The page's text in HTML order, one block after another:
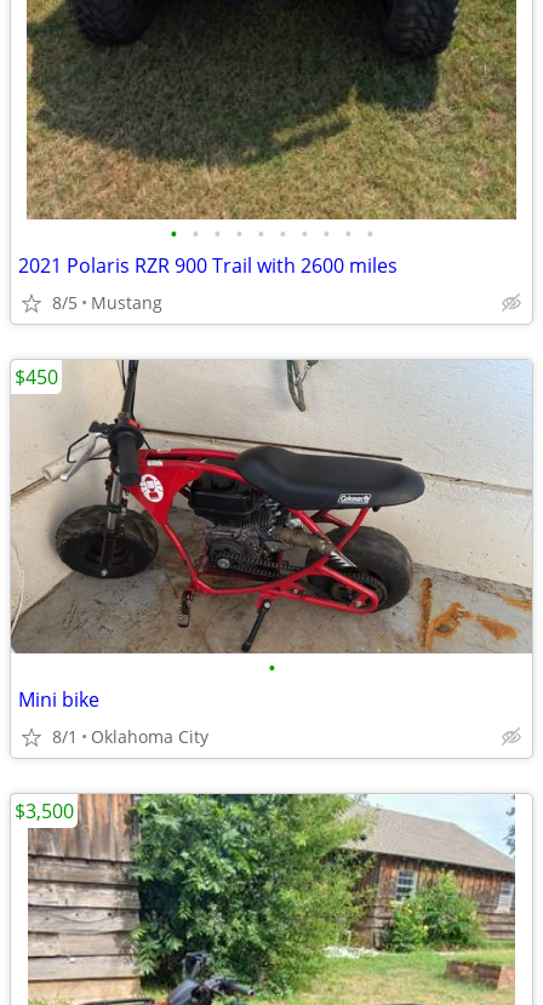
• • • • • • • • • •
2021 Polaris RZR 900 Trail with 2600 miles
8/5 Mustang
•
Mini bike
8/1 Oklahoma City
$450
$3,500